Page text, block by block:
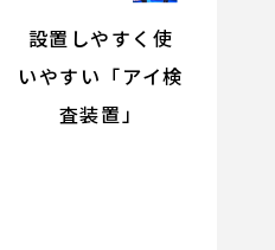
設置しやすく使
いやすい「アイ検
査装置」